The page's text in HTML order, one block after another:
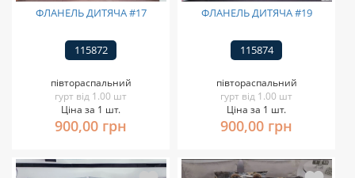
ФЛАНЕЛЬ ДИТЯЧА #17
115872
півтораспальний
гурт від 1.00 шт
Ціна за 1 шт.
900,00 грн
ФЛАНЕЛЬ ДИТЯЧА #19
115874
півтораспальний
гурт від 1.00 шт
Ціна за 1 шт.
900,00 грн